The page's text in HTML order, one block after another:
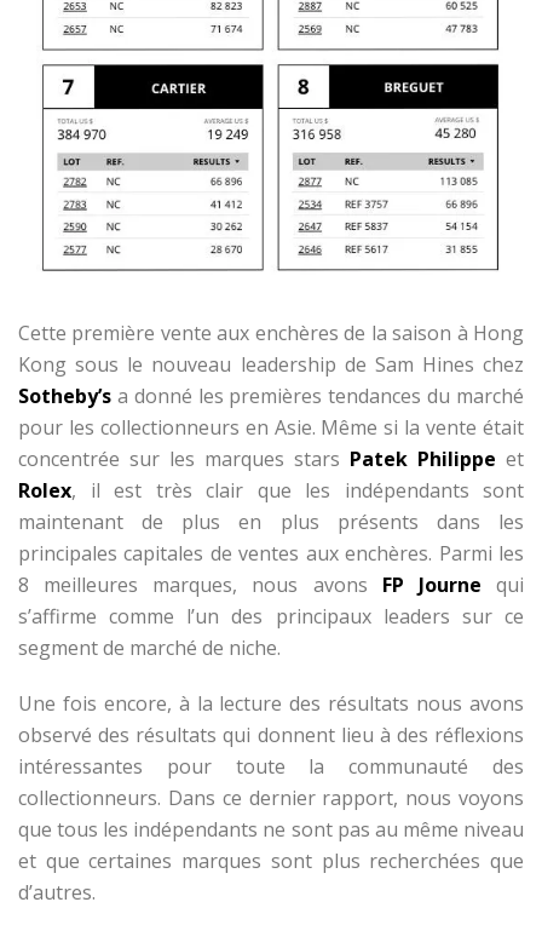
Cette première vente aux enchères de la saison à Hong
Kong sous le nouveau leadership de Sam Hines chez
Sotheby’s a donné les premières tendances du marché
pour les collectionneurs en Asie. Même si la vente était
concentrée sur les marques stars Patek Philippe et
Rolex, il est très clair que les indépendants sont
maintenant de plus en plus présents dans les
principales capitales de ventes aux enchères. Parmi les
8 meilleures marques, nous avons FP Journe qui
s’affirme comme l’un des principaux leaders sur ce
segment de marché de niche.
Une fois encore, à la lecture des résultats nous avons
observé des résultats qui donnent lieu à des réflexions
intéressantes pour toute la communauté des
collectionneurs. Dans ce dernier rapport, nous voyons
que tous les indépendants ne sont pas au même niveau
et que certaines marques sont plus recherchées que
d’autres.